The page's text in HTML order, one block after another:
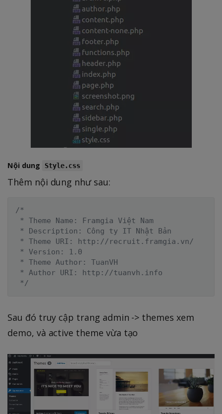
Nội dung Style.css
Thêm nội dung như sau:
/*
* Theme Name: Framgia Việt Nam
* Description: Công ty IT Nhật Bản
* Theme URI: http://recruit.framgia.vn/
* Version: 1.0
* Theme Author: TuanVH
* Author URI: http://tuanvh.info
*/
Sau đó truy cập trang admin -> themes xem
demo, và active theme vừa tạo